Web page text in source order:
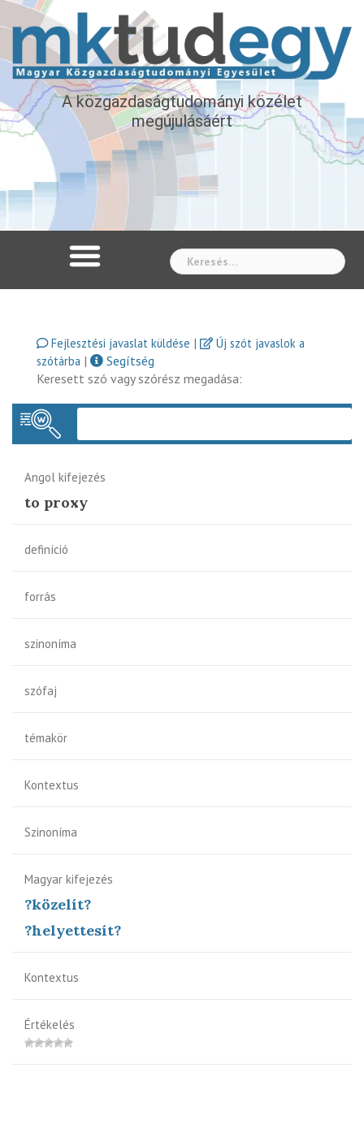
A közgazdaságtudományi közélet
megújulásáért
Fejlesztési javaslat küldése |
Új szót javaslok a
szótárba |
Segítség
Keresett szó vagy szórész megadása:
Angol kifejezés
to proxy
definíció
forrás
szinoníma
szófaj
témakör
Kontextus
Szinoníma
Magyar kifejezés
?közelít?
?helyettesít?
Kontextus
Értékelés